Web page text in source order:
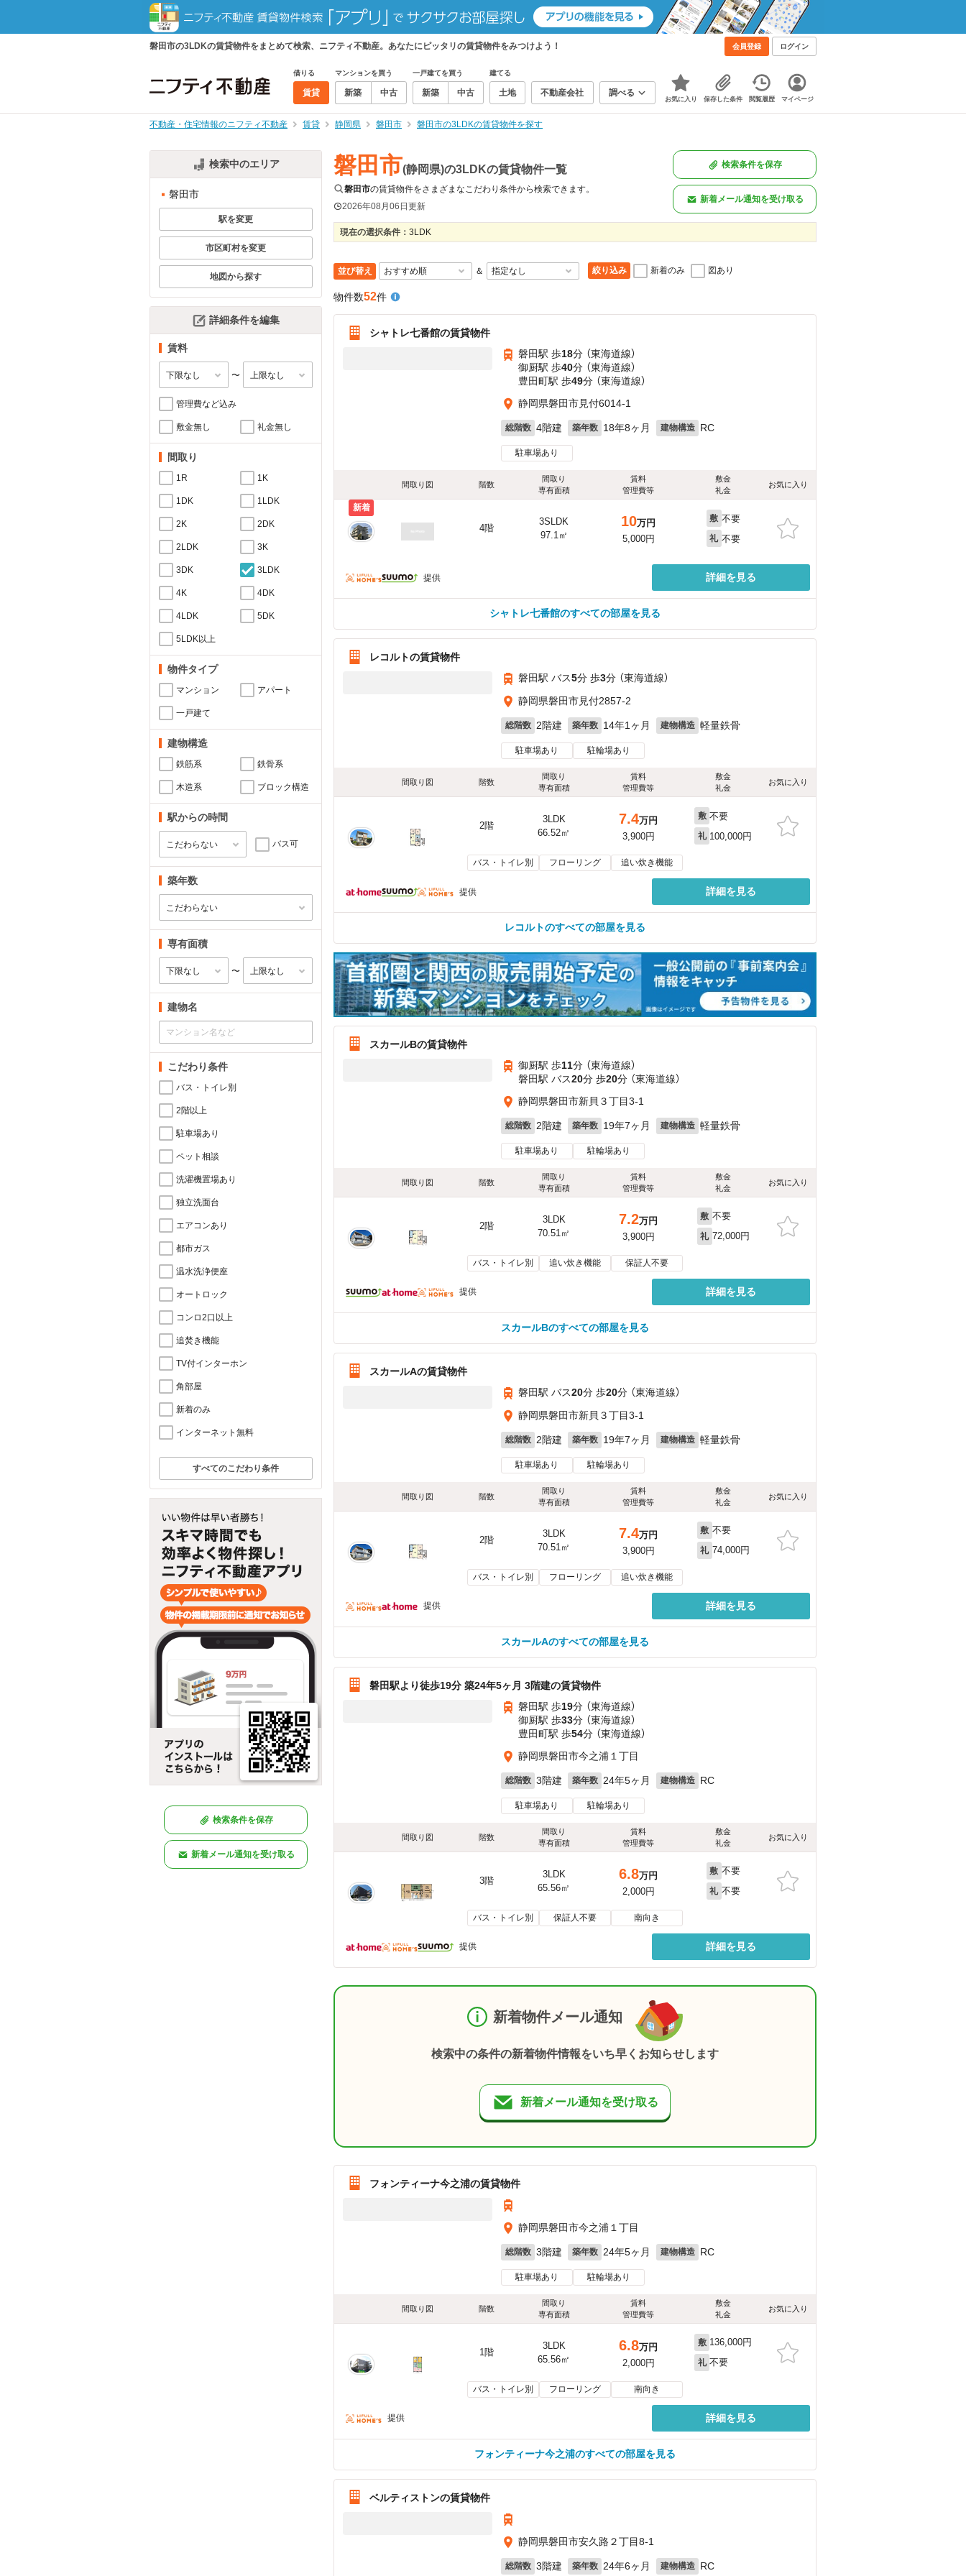
磐田市の3LDKの賃貸物件をまとめて検索、ニフティ不動産。あなたにピッタリの賃貸物件をみつけよう！ 会員登録 ログイン
借りる
賃貸
マンションを買う
新築 中古
一戸建てを買う
新築 中古
建てる
土地 不動産会社 調べる
お気に入り 保存した条件 閲覧履歴 マイページ
不動産・住宅情報のニフティ不動産 賃貸 静岡県 磐田市 磐田市の3LDKの賃貸物件を探す
検索中のエリア
磐田市
駅を変更
市区町村を変更
地図から探す
詳細条件を編集
賃料
〜
管理費など込み
敷金無し 礼金無し
間取り
1R 1K
1DK 1LDK
2K 2DK
2LDK 3K
3DK 3LDK
4K 4DK
4LDK 5DK
5LDK以上
物件タイプ
マンション アパート
一戸建て
建物構造
鉄筋系 鉄骨系
木造系 ブロック構造
駅からの時間
バス可
築年数
専有面積
〜
建物名
こだわり条件
バス・トイレ別
2階以上
駐車場あり
ペット相談
洗濯機置場あり
独立洗面台
エアコンあり
都市ガス
温水洗浄便座
オートロック
コンロ2口以上
追焚き機能
TV付インターホン
角部屋
新着のみ
インターネット無料
すべてのこだわり条件
検索条件を保存
新着メール通知を受け取る
磐田市(静岡県)の3LDKの賃貸物件一覧
磐田市の賃貸物件をさまざまなこだわり条件から検索できます。
2026年08月06日更新
検索条件を保存
新着メール通知を受け取る
現在の選択条件： 3LDK
並び替え ＆ 絞り込み 新着のみ 図あり
物件数52件
シャトレ七番館の賃貸物件
磐田駅 歩18分 （東海道線）
御厨駅 歩40分 （東海道線）
豊田町駅 歩49分 （東海道線）
静岡県磐田市見付6014-1
総階数 4階建 築年数 18年8ヶ月 建物構造 RC
駐車場あり
間取り図 階数
間取り
専有面積
賃料
管理費等
敷金
礼金
お気に入り
新着
4階
3SLDK
97.1㎡
10万円
5,000円
敷 不要
礼 不要
提供 詳細を見る
シャトレ七番館のすべての部屋を見る
レコルトの賃貸物件
磐田駅 バス5分 歩3分 （東海道線）
静岡県磐田市見付2857-2
総階数 2階建 築年数 14年1ヶ月 建物構造 軽量鉄骨
駐車場あり 駐輪場あり
間取り図 階数
間取り
専有面積
賃料
管理費等
敷金
礼金
お気に入り
2階
3LDK
66.52㎡
7.4万円
3,900円
敷 不要
礼 100,000円
バス・トイレ別 フローリング 追い炊き機能
提供 詳細を見る
レコルトのすべての部屋を見る
スカールBの賃貸物件
御厨駅 歩11分 （東海道線）
磐田駅 バス20分 歩20分 （東海道線）
静岡県磐田市新貝３丁目3-1
総階数 2階建 築年数 19年7ヶ月 建物構造 軽量鉄骨
駐車場あり 駐輪場あり
間取り図 階数
間取り
専有面積
賃料
管理費等
敷金
礼金
お気に入り
2階
3LDK
70.51㎡
7.2万円
3,900円
敷 不要
礼 72,000円
バス・トイレ別 追い炊き機能 保証人不要
提供 詳細を見る
スカールBのすべての部屋を見る
スカールAの賃貸物件
磐田駅 バス20分 歩20分 （東海道線）
静岡県磐田市新貝３丁目3-1
総階数 2階建 築年数 19年7ヶ月 建物構造 軽量鉄骨
駐車場あり 駐輪場あり
間取り図 階数
間取り
専有面積
賃料
管理費等
敷金
礼金
お気に入り
2階
3LDK
70.51㎡
7.4万円
3,900円
敷 不要
礼 74,000円
バス・トイレ別 フローリング 追い炊き機能
提供 詳細を見る
スカールAのすべての部屋を見る
磐田駅より徒歩19分 築24年5ヶ月 3階建の賃貸物件
磐田駅 歩19分 （東海道線）
御厨駅 歩33分 （東海道線）
豊田町駅 歩54分 （東海道線）
静岡県磐田市今之浦１丁目
総階数 3階建 築年数 24年5ヶ月 建物構造 RC
駐車場あり 駐輪場あり
間取り図 階数
間取り
専有面積
賃料
管理費等
敷金
礼金
お気に入り
3階
3LDK
65.56㎡
6.8万円
2,000円
敷 不要
礼 不要
バス・トイレ別 保証人不要 南向き
提供 詳細を見る
新着物件メール通知
検索中の条件の新着物件情報をいち早くお知らせします
新着メール通知を受け取る
フォンティーナ今之浦の賃貸物件
静岡県磐田市今之浦１丁目
総階数 3階建 築年数 24年5ヶ月 建物構造 RC
駐車場あり 駐輪場あり
間取り図 階数
間取り
専有面積
賃料
管理費等
敷金
礼金
お気に入り
1階
3LDK
65.56㎡
6.8万円
2,000円
敷 136,000円
礼 不要
バス・トイレ別 フローリング 南向き
提供 詳細を見る
フォンティーナ今之浦のすべての部屋を見る
ベルティストンの賃貸物件
静岡県磐田市安久路２丁目8-1
総階数 3階建 築年数 24年6ヶ月 建物構造 RC